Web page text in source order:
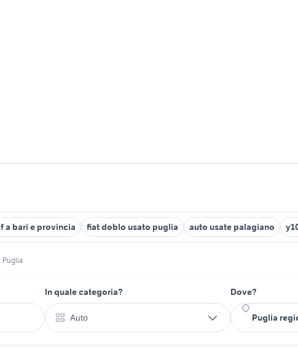
a bari e provincia fiat doblo usato puglia auto usate palagiano
Puglia
In quale categoria?
Auto
Dove?